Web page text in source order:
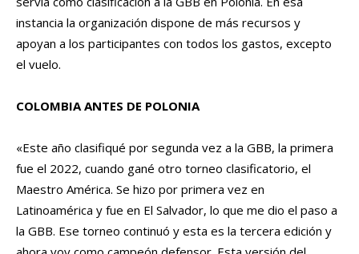
instancia la organización dispone de más recursos y
apoyan a los participantes con todos los gastos, excepto
el vuelo.
COLOMBIA ANTES DE POLONIA
«Este año clasifiqué por segunda vez a la GBB, la primera
fue el 2022, cuando gané otro torneo clasificatorio, el
Maestro América. Se hizo por primera vez en
Latinoamérica y fue en El Salvador, lo que me dio el paso a
la GBB. Ese torneo continuó y esta es la tercera edición y